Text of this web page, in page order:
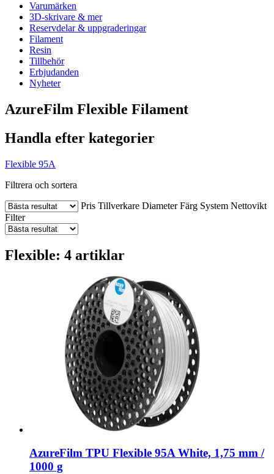
Varumärken
3D-skrivare & mer
Reservdelar & uppgraderingar
Filament
Resin
Tillbehör
Erbjudanden
Nyheter
AzureFilm Flexible Filament
Handla efter kategorier
Flexible 95A
Filtrera och sortera
Pris Tillverkare Diameter Färg System Nettovikt
Filter
Flexible: 4 artiklar
AzureFilm TPU Flexible 95A White, 1,75 mm /
1000 g